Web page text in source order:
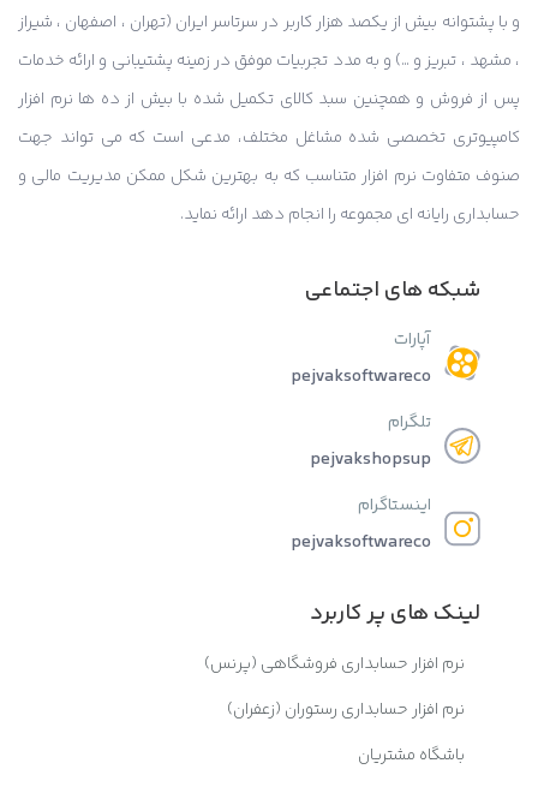
و با پشتوانه بیش از یکصد هزار کاربر در سرتاسر ایران (تهران ، اصفهان ، شیراز
، مشهد ، تبریز و …) و به مدد تجربیات موفق در زمینه پشتیبانی و ارائه خدمات
پس از فروش و همچنین سبد کالای تکمیل شده با بیش از ده ها نرم افزار
کامپیوتری تخصصی شده مشاغل مختلف، مدعی است که می تواند جهت
صنوف متفاوت نرم افزار متناسب که به بهترین شکل ممکن مدیریت مالی و
حسابداری رایانه ای مجموعه را انجام دهد ارائه نماید.
شبکه های اجتماعی
آپارات
pejvaksoftwareco
تلگرام
pejvakshopsup
اینستاگرام
pejvaksoftwareco
لینک های پر کاربرد
نرم افزار حسابداری فروشگاهی (پرنس)
نرم افزار حسابداری رستوران (زعفران)
باشگاه مشتریان